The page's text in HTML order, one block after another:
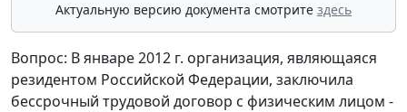
Актуальную версию документа смотрите здесь
Вопрос: В январе 2012 г. организация, являющаяся
резидентом Российской Федерации, заключила
бессрочный трудовой договор с физическим лицом -